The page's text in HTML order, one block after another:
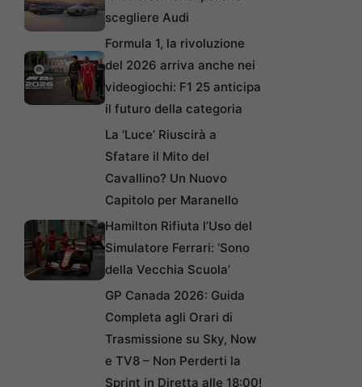
scegliere Audi
Formula 1, la rivoluzione
del 2026 arriva anche nei
videogiochi: F1 25 anticipa
il futuro della categoria
La ‘Luce’ Riuscirà a
Sfatare il Mito del
Cavallino? Un Nuovo
Capitolo per Maranello
Hamilton Rifiuta l’Uso del
Simulatore Ferrari: ‘Sono
della Vecchia Scuola’
GP Canada 2026: Guida
Completa agli Orari di
Trasmissione su Sky, Now
e TV8 – Non Perderti la
Sprint in Diretta alle 18:00!